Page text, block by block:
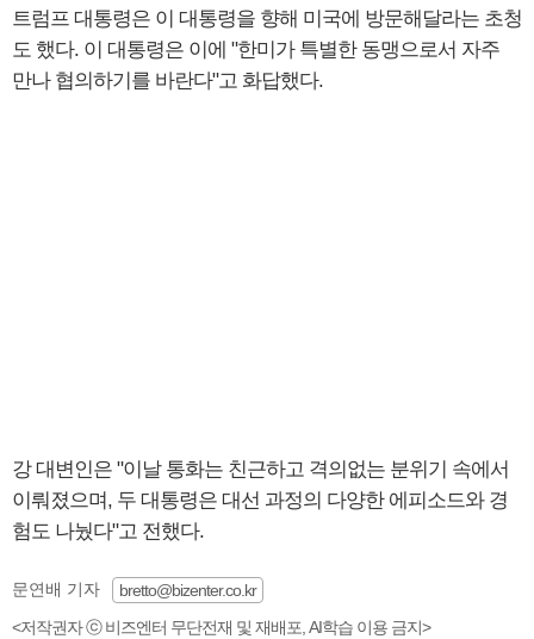
트럼프 대통령은 이 대통령을 향해 미국에 방문해달라는 초청
도 했다. 이 대통령은 이에 "한미가 특별한 동맹으로서 자주
만나 협의하기를 바란다"고 화답했다.
강 대변인은 "이날 통화는 친근하고 격의없는 분위기 속에서
이뤄졌으며, 두 대통령은 대선 과정의 다양한 에피소드와 경
험도 나눴다"고 전했다.
문연배 기자
bretto@bizenter.co.kr
<저작권자 ⓒ 비즈엔터 무단전재 및 재배포, AI학습 이용 금지>